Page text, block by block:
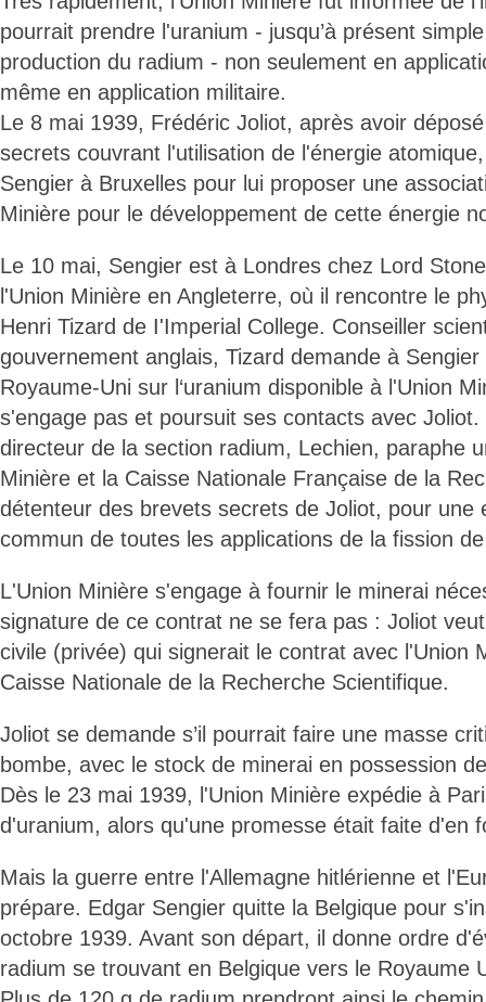
pourrait prendre l'uranium - jusqu’à présent
production du radium - non seulement en
même en application militaire.
Le 8 mai 1939, Frédéric Joliot, après avoir
secrets couvrant l'utilisation de l'énergie
Sengier à Bruxelles pour lui proposer une
Minière pour le développement de cette énergie
Le 10 mai, Sengier est à Londres chez Lord
l'Union Minière en Angleterre, où il rencontre le
Henri Tizard de I'Imperial College. Conseiller
gouvernement anglais, Tizard demande à
Royaume-Uni sur l‘uranium disponible à l'Union
s'engage pas et poursuit ses contacts avec
directeur de la section radium, Lechien, paraphe
Minière et la Caisse Nationale Française de la
détenteur des brevets secrets de Joliot, pour une
commun de toutes les applications de la fission
L'Union Minière s'engage à fournir le minerai
signature de ce contrat ne se fera pas : Joliot
civile (privée) qui signerait le contrat avec l'Union
Caisse Nationale de la Recherche Scientifique.
Joliot se demande s’il pourrait faire une masse
bombe, avec le stock de minerai en possession
Dès le 23 mai 1939, l'Union Minière expédie à
d'uranium, alors qu'une promesse était faite d'en
Mais la guerre entre l'Allemagne hitlérienne et
prépare. Edgar Sengier quitte la Belgique pour
octobre 1939. Avant son départ, il donne ordre
radium se trouvant en Belgique vers le Royaume